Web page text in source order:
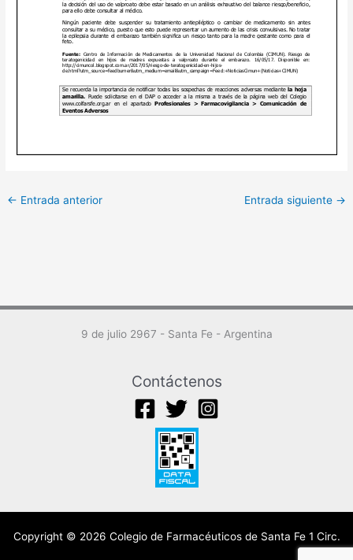
← Entrada anterior Entrada siguiente →
9 de julio 2967 - Santa Fe - Argentina
Contáctenos
Copyright © 2026 Colegio de Farmacéuticos de Santa Fe 1 Circ.